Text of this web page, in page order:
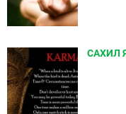
САХИЛ